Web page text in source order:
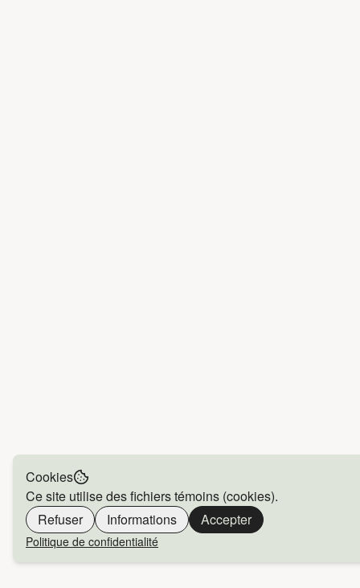
Cookies
Ce site utilise des fichiers témoins (cookies).
Refuser
Informations Accepter
Politique de confidentialité